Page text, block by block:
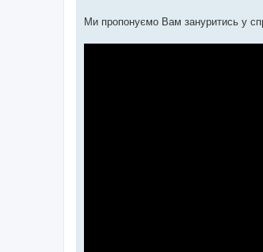
Ми пропонуємо Вам зануритись у